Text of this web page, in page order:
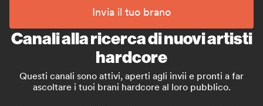
Invia il tuo brano
Canali alla ricerca di nuovi artisti
hardcore
Questi canali sono attivi, aperti agli invii e pronti a far
ascoltare i tuoi brani hardcore al loro pubblico.